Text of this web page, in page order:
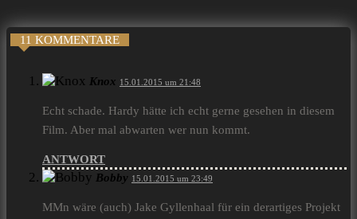
11 KOMMENTARE
Knox 15.01.2015 um 21:48
Echt schade. Hardy hätte ich echt gerne gesehen in diesem
Film. Aber mal abwarten wer nun kommt.
ANTWORT
Bobby 15.01.2015 um 23:49
MMn wäre (auch) Jake Gyllenhaal für ein derartiges Projekt